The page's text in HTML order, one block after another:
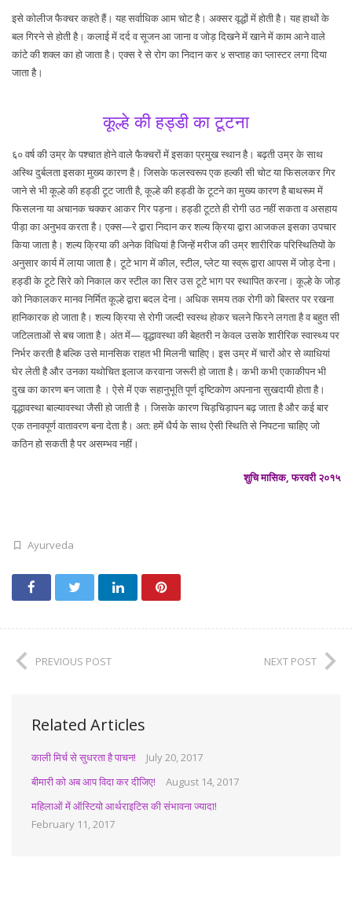
इसे कोलीज फैक्चर कहते हैं। यह सर्वाधिक आम चोट है। अक्सर वृद्धों में होती है। यह हाथों के
बल गिरने से होती है। कलाई में दर्द व सूजन आ जाना व जोड़ दिखने में खाने में काम आने वाले
कांटे की शक्ल का हो जाता है। एक्स रे से रोग का निदान कर ४ सप्ताह का प्लास्टर लगा दिया
जाता है।
कूल्हे की हड्डी का टूटना
६० वर्ष की उम्र के पश्चात होने वाले फैक्चरों में इसका प्रमुख स्थान है। बढ़ती उम्र के साथ
अस्थि दुर्बलता इसका मुख्य कारण है। जिसके फलस्वरूप एक हल्की सी चोट या फिसलकर गिर
जाने से भी कूल्हे की हड्डी टूट जाती है, कूल्हे की हड्डी के टूटने का मुख्य कारण है बाथरूम में
फिसलना या अचानक चक्कर आकर गिर पड़ना। हड्डी टूटते ही रोगी उठ नहीं सकता व असहाय
पीड़ा का अनुभव करता है। एक्स—रे द्वारा निदान कर शल्य क्रिया द्वारा आजकल इसका उपचार
किया जाता है। शल्य क्रिया की अनेक विधियां है जिन्हें मरीज की उम्र शारीरिक परिस्थितियों के
अनुसार कार्य में लाया जाता है। टूटे भाग में कील, स्टील, प्लेट या स्व्रू द्वारा आपस में जोड़ देना।
हड्डी के टूटे सिरे को निकाल कर स्टील का सिर उस टूटे भाग पर स्थापित करना। कूल्हे के जोड़
को निकालकर मानव निर्मित कूल्हे द्वारा बदल देना। अधिक समय तक रोगी को बिस्तर पर रखना
हानिकारक हो जाता है। शल्य क्रिया से रोगी जल्दी स्वस्थ होकर चलने फिरने लगता है व बहुत सी
जटिलताओं से बच जाता है। अंत में— वृद्धावस्था की बेहतरी न केवल उसके शारीरिक स्वास्थ्य पर
निर्भर करती है बल्कि उसे मानसिक राहत भी मिलनी चाहिए। इस उम्र में चारों ओर से व्याधियां
घेर लेती है और उनका यथोचित इलाज करवाना जरूरी हो जाता है। कभी कभी एकाकीपन भी
दुख का कारण बन जाता है । ऐसे में एक सहानुभूति पूर्ण दृष्टिकोण अपनाना सुखदायी होता है।
वृद्धावस्था बाल्यावस्था जैसी हो जाती है । जिसके कारण चिड़चिड़ापन बढ़ जाता है और कई बार
एक तनावपूर्ण वातावरण बना देता है। अत: हमें धैर्य के साथ ऐसी स्थिति से निपटना चाहिए जो
कठिन हो सकती है पर असम्भव नहीं।
शुचि मासिक, फरवरी २०१५
Ayurveda
PREVIOUS POST NEXT POST
Related Articles
काली मिर्च से सुधरता है पाचन!
July 20, 2017
बीमारी को अब आप विदा कर दीजिए!
August 14, 2017
महिलाओं में ऑस्टियो आर्थराइटिस की संभावना ज्यादा!
February 11, 2017